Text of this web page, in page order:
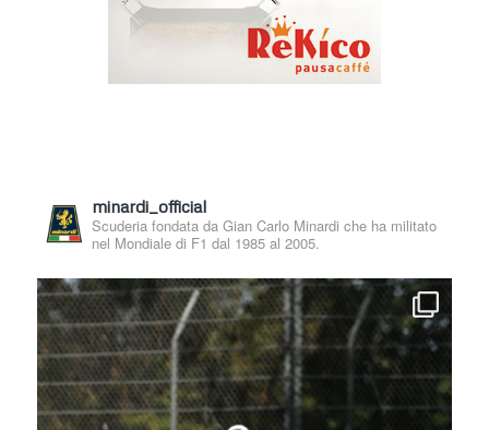
minardi_official
Scuderia fondata da Gian Carlo Minardi che ha militato
nel Mondiale di F1 dal 1985 al 2005.